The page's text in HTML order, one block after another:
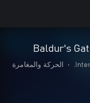
Baldur's
•
الحركة والمغامرة